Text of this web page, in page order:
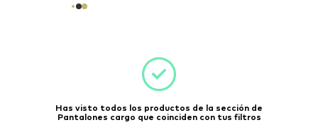
Has visto todos los productos de la sección de
Pantalones cargo que coinciden con tus filtros